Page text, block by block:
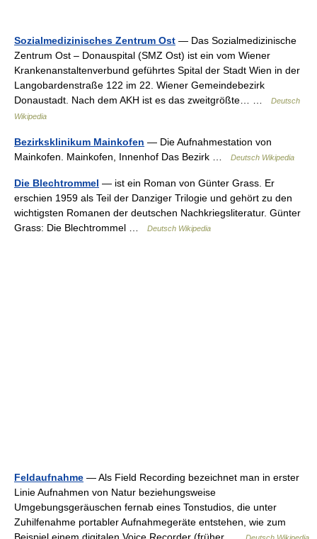
Sozialmedizinisches Zentrum Ost — Das Sozialmedizinische
Zentrum Ost – Donauspital (SMZ Ost) ist ein vom Wiener
Krankenanstaltenverbund geführtes Spital der Stadt Wien in der
Langobardenstraße 122 im 22. Wiener Gemeindebezirk
Donaustadt. Nach dem AKH ist es das zweitgrößte… …
Deutsch
Wikipedia
Bezirksklinikum Mainkofen — Die Aufnahmestation von
Mainkofen. Mainkofen, Innenhof Das Bezirk …
Deutsch Wikipedia
Die Blechtrommel — ist ein Roman von Günter Grass. Er
erschien 1959 als Teil der Danziger Trilogie und gehört zu den
wichtigsten Romanen der deutschen Nachkriegsliteratur. Günter
Grass: Die Blechtrommel …
Deutsch Wikipedia
Feldaufnahme — Als Field Recording bezeichnet man in erster
Linie Aufnahmen von Natur beziehungsweise
Umgebungsgeräuschen fernab eines Tonstudios, die unter
Zuhilfenahme portabler Aufnahmegeräte entstehen, wie zum